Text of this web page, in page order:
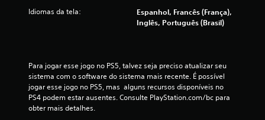
3
0
c
Idiomas da tela:
Espanhol, Francês (França),
Inglês, Português (Brasil)
Para jogar esse jogo no PS5, talvez seja preciso atualizar seu
sistema com o software do sistema mais recente. É possível
jogar esse jogo no PS5, mas  alguns recursos disponíveis no
PS4 podem estar ausentes. Consulte PlayStation.com/bc para
obter mais detalhes.